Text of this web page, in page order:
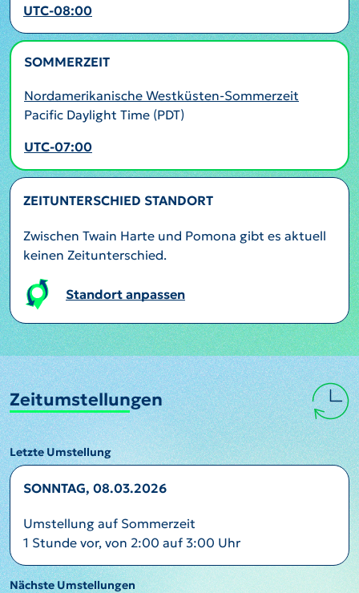
UTC-08:00
SOMMERZEIT
Nordamerikanische Westküsten-Sommerzeit
Pacific Daylight Time (PDT)
UTC-07:00
ZEITUNTERSCHIED STANDORT
Zwischen Twain Harte und Pomona gibt es aktuell
keinen Zeitunterschied.
Standort anpassen
Zeitumstellungen
Letzte Umstellung
SONNTAG, 08.03.2026
Umstellung auf Sommerzeit
1 Stunde vor, von 2:00 auf 3:00 Uhr
Nächste Umstellungen